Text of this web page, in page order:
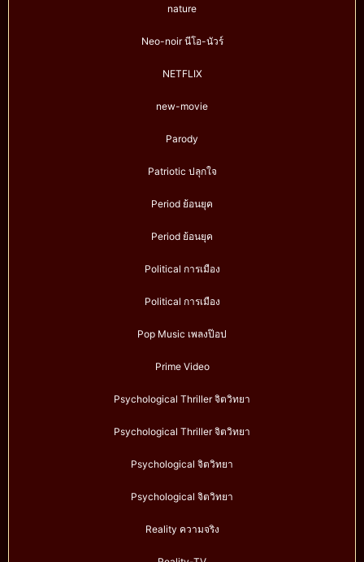
nature
Neo-noir นีโอ-นัวร์
NETFLIX
new-movie
Parody
Patriotic ปลุกใจ
Period ย้อนยุค
Period ย้อนยุค
Political การเมือง
Political การเมือง
Pop Music เพลงป๊อป
Prime Video
Psychological Thriller จิตวิทยา
Psychological Thriller จิตวิทยา
Psychological จิตวิทยา
Psychological จิตวิทยา
Reality ความจริง